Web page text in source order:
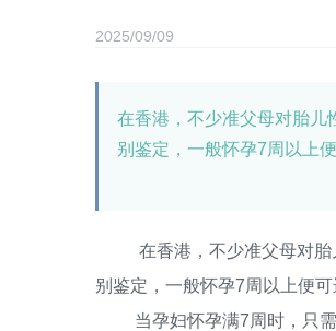
2025/09/09
在香港，不少准父母对胎儿
别鉴定，一般怀孕7周以上便
在香港，不少准父母对胎儿
别鉴定，一般怀孕7周以上便可
当孕妇怀孕满7周时，只需